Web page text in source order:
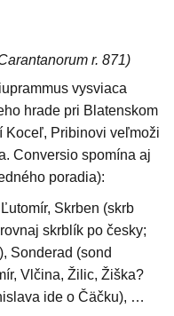
r. 871)
vysviaca
hrade pri Blatenskom
Koceľ, Pribinovi veľmoži
Conversio spomína aj
poradia):
Skrben (skrb
skrblík po česky;
Sonderad (sond
Vlčina, Žilic, Žiška?
ide o Čäčku), …